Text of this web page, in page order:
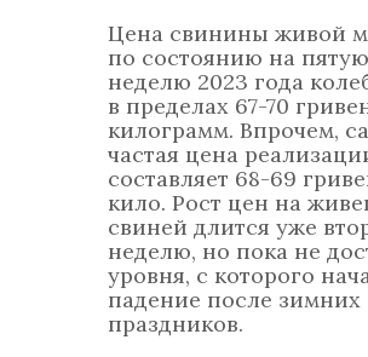
Цена свинины живой
по состоянию на пятую
неделю 2023 года
в пределах 67-70
килограмм. Впрочем,
частая цена
составляет 68-69
кило. Рост цен на
свиней длится уже
неделю, но пока не
уровня, с которого
падение после зимних
праздников.